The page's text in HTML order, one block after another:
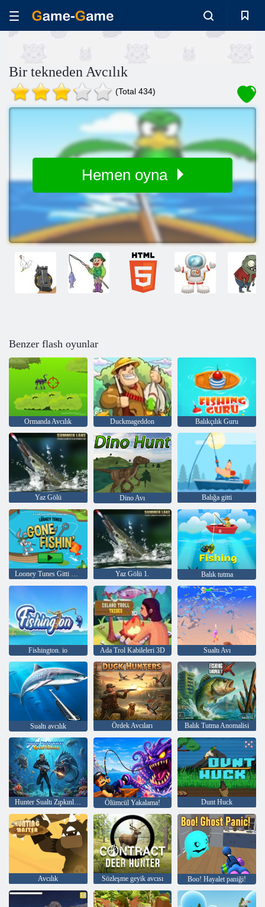
Bir tekneden Avcılık
(Total 434)
Hemen oyna
Benzer flash oyunlar
Ormanda Avcılık Duckmageddon Balıkçılık Guru
Yaz Gölü Dino Avı Balığa gitti
Yaz Gölü 1. Balık tutma
Fishington. io Ada Trol Kabileleri 3D Sualtı Avı
Sualtı avcılık Ördek Avcıları Balık Tutma Anomalisi
Hunter Sualtı Zıpkınla Balıkçılık Ölümcül Yakalama! Dunt Huck
Avcılık Sözleşme geyik avcısı Boo! Hayalet paniği!